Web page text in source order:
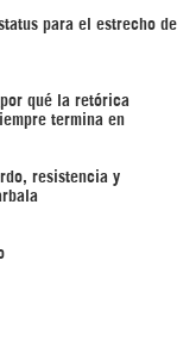
para el estrecho de
qué la retórica
termina en
resistencia y